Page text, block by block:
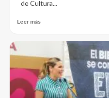
de Cultura...
Leer más